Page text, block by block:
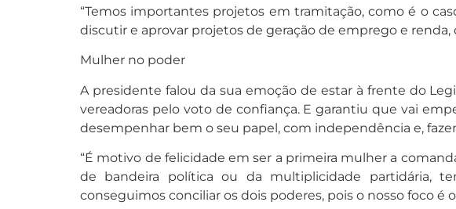
“Temos importantes projetos em tramitação, como é o
discutir e aprovar projetos de geração de emprego e
Mulher no poder
A presidente falou da sua emoção de estar à frente do
vereadoras pelo voto de confiança. E garantiu que vai
desempenhar bem o seu papel, com independência e,
“É motivo de felicidade em ser a primeira mulher a
de bandeira política ou da multiplicidade partidária,
conseguimos conciliar os dois poderes, pois o nosso foco é